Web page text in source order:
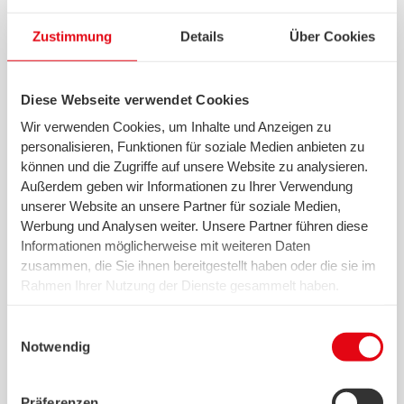
Zustimmung Details Über Cookies
Diese Webseite verwendet Cookies
Wir verwenden Cookies, um Inhalte und Anzeigen zu
personalisieren, Funktionen für soziale Medien anbieten zu
können und die Zugriffe auf unsere Website zu analysieren.
Außerdem geben wir Informationen zu Ihrer Verwendung
unserer Website an unsere Partner für soziale Medien,
Werbung und Analysen weiter. Unsere Partner führen diese
Informationen möglicherweise mit weiteren Daten
zusammen, die Sie ihnen bereitgestellt haben oder die sie im
Rahmen Ihrer Nutzung der Dienste gesammelt haben.
existiert. Das birgt das Risiko des unbemerkten Zugriffs
durch Behörden, das Fehlen von Betroffenenrechten,
fehlende Rechtsmittel und den Kontrollverlust über Ihre
Notwendig
Łatwe swb